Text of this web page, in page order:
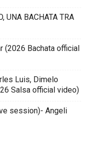
UNA BACHATA TRA
(2026 Bachata official
Luis, Dimelo
Salsa official video)
session)- Angeli